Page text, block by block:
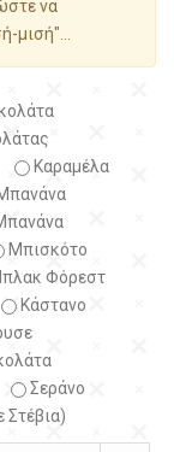
να
μισή"...
Καραμέλα
Μπισκότο
Φόρεστ
Κάστανο
Σεράνο
Στέβια)